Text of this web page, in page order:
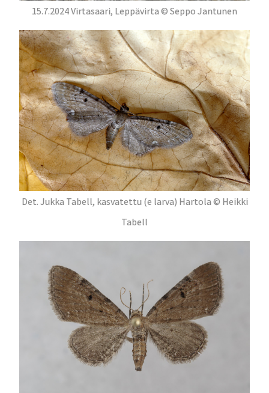
15.7.2024 Virtasaari, Leppävirta © Seppo Jantunen
Det. Jukka Tabell, kasvatettu (e larva) Hartola © Heikki
Tabell